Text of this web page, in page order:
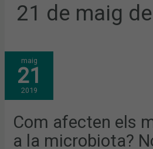
21 de maig
maig
21
2019
Com afecten els
a la microbiota?
COM
AFECTEN
ELS
MEDICAMENTS
A
LA
MICROBIOTA?
DE
LES
TERTÚLIES
D’ACTUALITAT